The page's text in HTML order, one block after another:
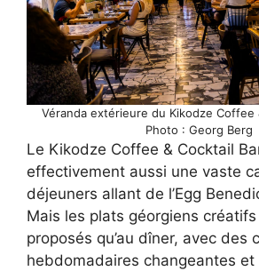
Véranda extérieure du Kikodze Coffee
Photo : Georg Berg
Le Kikodze Coffee & Cocktail
effectivement aussi une vaste
déjeuners allant de l’Egg
Mais les plats géorgiens
proposés qu’au dîner, avec des
hebdomadaires changeantes